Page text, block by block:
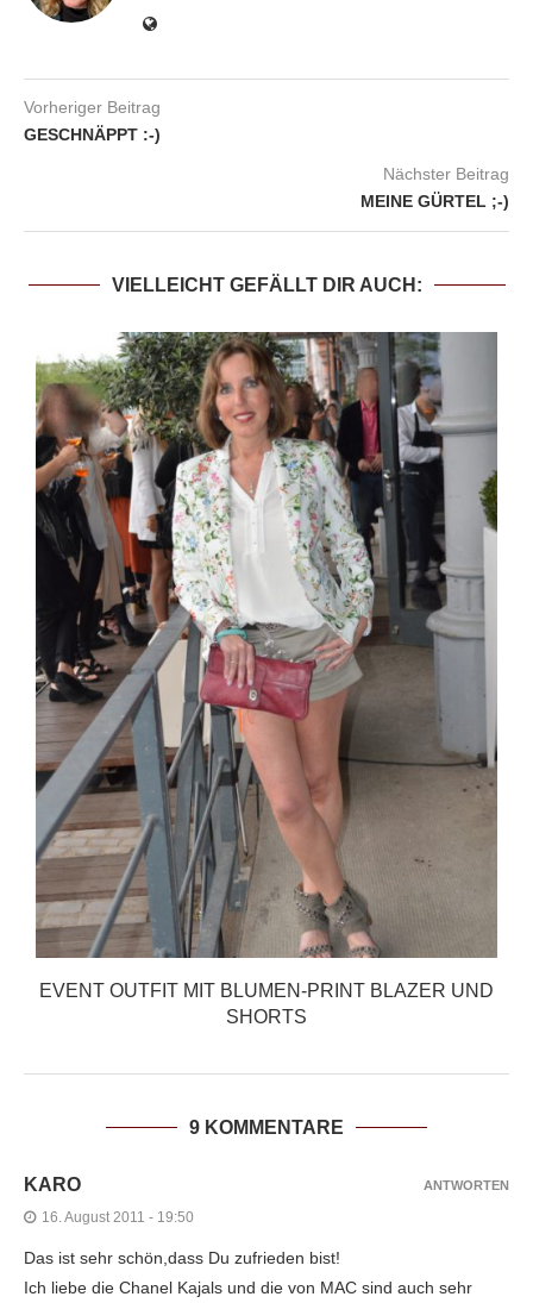
Vorheriger Beitrag
GESCHNÄPPT :-)
Nächster Beitrag
MEINE GÜRTEL ;-)
VIELLEICHT GEFÄLLT DIR AUCH:
EVENT OUTFIT MIT BLUMEN-PRINT BLAZER UND
SHORTS
9 KOMMENTARE
KARO
16. August 2011 - 19:50
Das ist sehr schön,dass Du zufrieden bist!
Ich liebe die Chanel Kajals und die von MAC sind auch sehr
ANTWORTEN